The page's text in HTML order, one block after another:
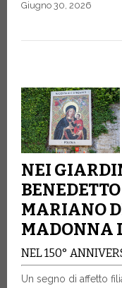
Giugno 30, 2026
NEI
MARIANO
MADONNA
NEL 150°
Un segno di affetto